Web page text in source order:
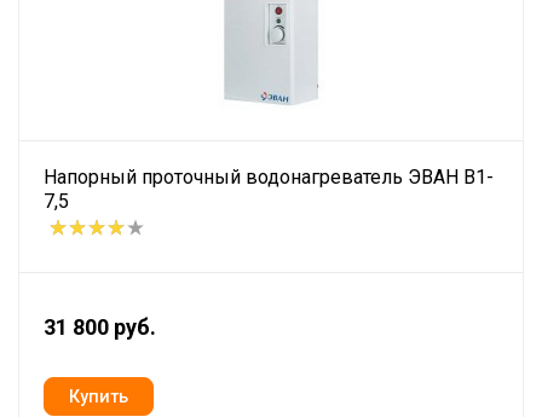
Напорный проточный водонагреватель ЭВАН В1-
7,5
31 800 руб.